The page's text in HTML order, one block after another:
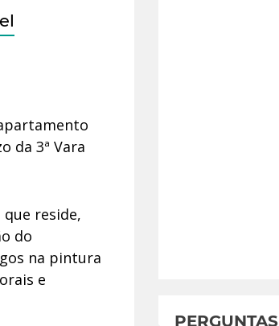
da 3ª Vara
reside,
do
na pintura
e
PERGUNTAS